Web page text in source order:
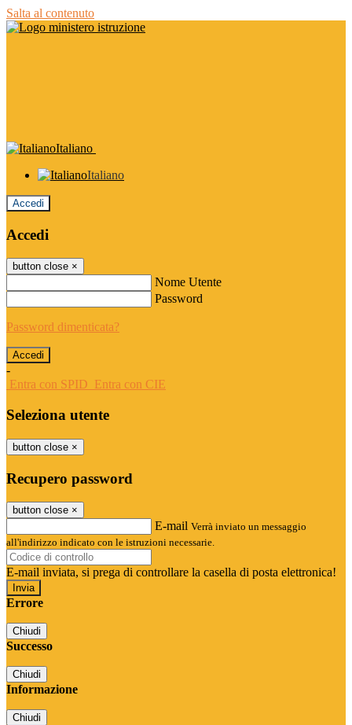
Salta al contenuto
Italiano
Italiano
Accedi
Accedi
button close ×
Nome Utente
Password
Password dimenticata?
-
Entra con SPID Entra con CIE
Seleziona utente
button close ×
Recupero password
button close ×
E-mail Verrà inviato un messaggio
all'indirizzo indicato con le istruzioni necessarie.
E-mail inviata, si prega di controllare la casella di posta elettronica!
Errore
Chiudi
Successo
Chiudi
Informazione
Chiudi